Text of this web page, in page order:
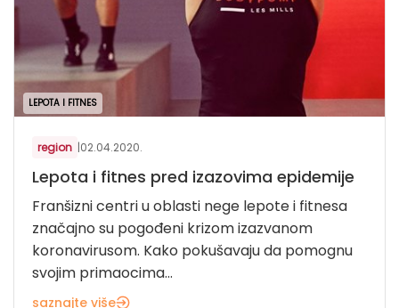
LEPOTA I FITNES
region |02.04.2020.
Lepota i fitnes pred izazovima epidemije
Franšizni centri u oblasti nege lepote i fitnesa
značajno su pogođeni krizom izazvanom
koronavirusom. Kako pokušavaju da pomognu
svojim primaocima...
saznajte više